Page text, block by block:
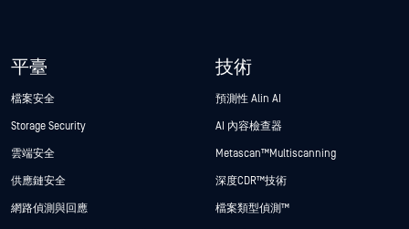
平臺
檔案安全
Storage Security
雲端安全
供應鏈安全
網路偵測與回應
技術
預測性 Alin AI
AI 內容檢查器
Metascan™ Multiscanning
深度CDR™技術
檔案類型偵測™